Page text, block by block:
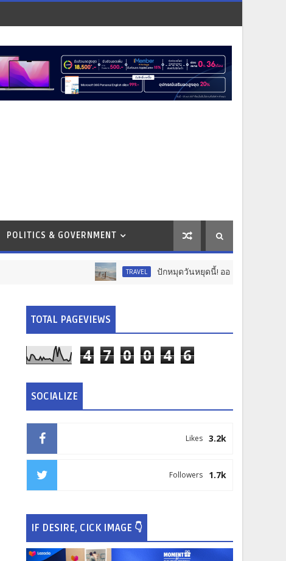
POLITICS & GOVERNMENT
TRAVEL ปักหมุดวันหยุดนี้! ออกไปสร้างช่วงเวลา
TOTAL PAGEVIEWS
4 7 0 0 4 6
SOCIALIZE
3.2k
Likes
1.7k
Followers
IF DESIRE, CICK IMAGE 👇